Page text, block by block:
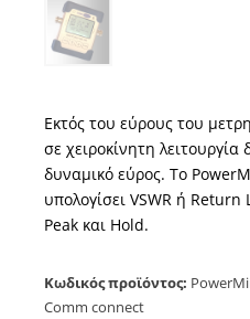
Εκτός του εύρους του
σε χειροκίνητη
δυναμικό εύρος. Το
υπολογίσει VSWR ή Return
Peak και Hold.
Κωδικός προϊόντος:
Comm connect